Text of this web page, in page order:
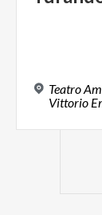
Teatro
Vittorio